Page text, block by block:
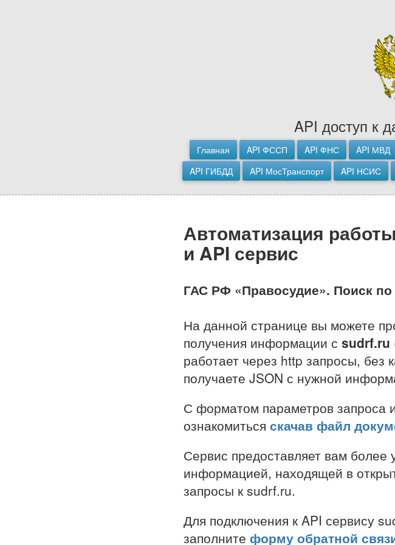
API доступ к
Главная API ФССП API ФНС API МВД
API ГИБДД
API МосТранспорт API НСИС
Автоматизация
и API сервис
ГАС РФ «Правосудие». Поиск
На данной странице вы можете
получения информации с sudrf.ru
работает через http запросы, без
получаете JSON с нужной
С форматом параметров запроса
ознакомиться скачав файл
Сервис предоставляет вам более
информацией, находящей в
запросы к sudrf.ru.
Для подключения к API сервису
заполните форму обратной